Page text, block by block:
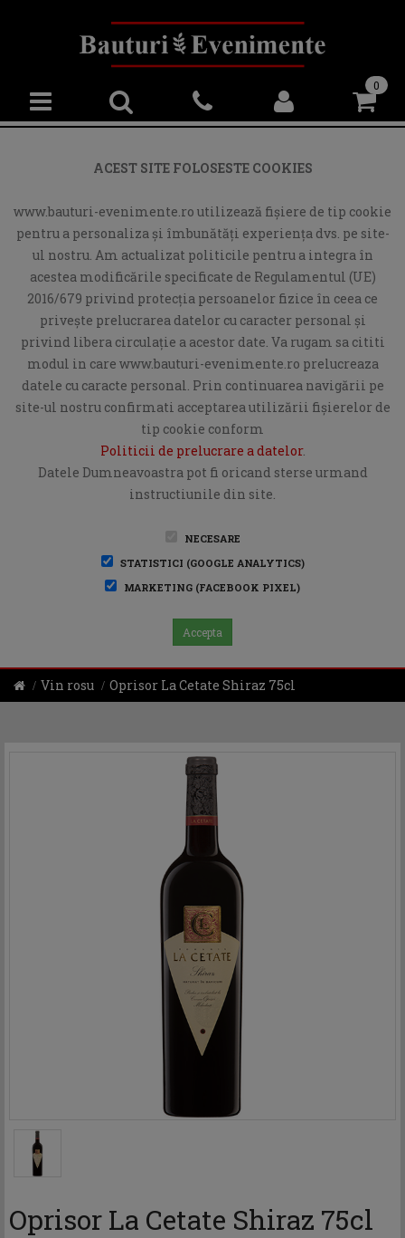
0
ACEST SITE FOLOSESTE COOKIES
www.bauturi-evenimente.ro utilizează fişiere de tip cookie
pentru a personaliza și îmbunătăți experiența dvs. pe site-
ul nostru. Am actualizat politicile pentru a integra în
acestea modificările specificate de Regulamentul (UE)
2016/679 privind protecția persoanelor fizice în ceea ce
privește prelucrarea datelor cu caracter personal și
privind libera circulație a acestor date. Va rugam sa cititi
modul in care www.bauturi-evenimente.ro prelucreaza
datele cu caracte personal. Prin continuarea navigării pe
site-ul nostru confirmati acceptarea utilizării fişierelor de
tip cookie conform
Politicii de prelucrare a datelor.
Datele Dumneavoastra pot fi oricand sterse urmand
instructiunile din site.
NECESARE
STATISTICI (GOOGLE ANALYTICS)
MARKETING (FACEBOOK PIXEL)
Accepta
Vin rosu Oprisor La Cetate Shiraz 75cl
Oprisor La Cetate Shiraz 75cl